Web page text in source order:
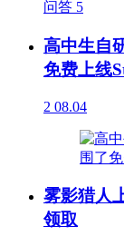
问答 5
高中生自
免费上线
2 08.04
雾影猎人
领取